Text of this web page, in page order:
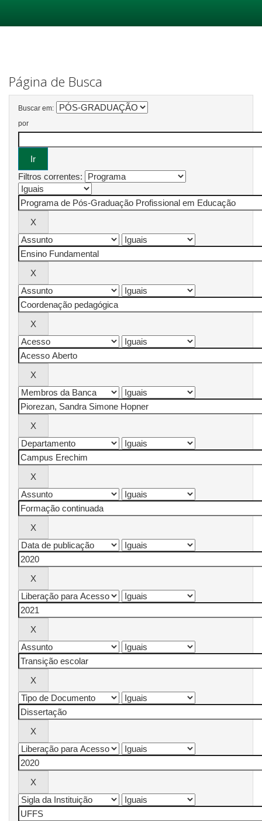
Página de Busca
Buscar em:
por
Filtros correntes: